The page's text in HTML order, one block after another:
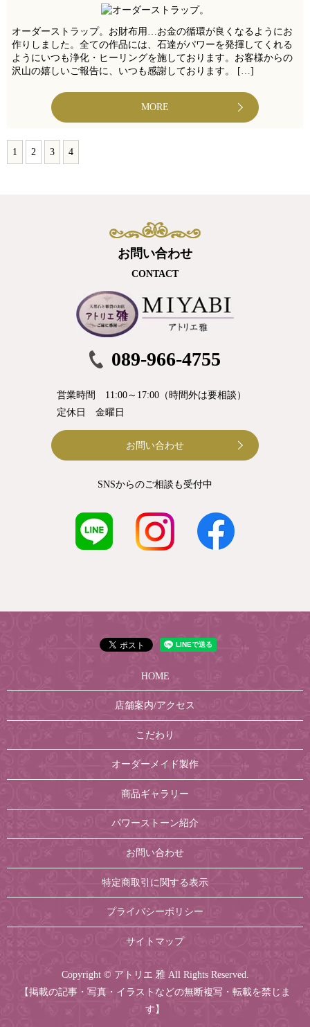
オーダーストラップ。お財布用…お金の循環が良くなるようにお
作りしました。全ての作品には、石達がパワーを発揮してくれる
ようにいつも浄化・ヒーリングを施しております。お客様からの
沢山の嬉しいご報告に、いつも感謝しております。 […]
MORE
1 2 3 4
お問い合わせ
CONTACT
089-966-4755
営業時間 11:00～17:00（時間外は要相談）
定休日 金曜日
お問い合わせ
SNSからのご相談も受付中
HOME
店舗案内/アクセス
こだわり
オーダーメイド製作
商品ギャラリー
パワーストーン紹介
お問い合わせ
特定商取引に関する表示
プライバシーポリシー
サイトマップ
Copyright © アトリエ 雅 All Rights Reserved.
【掲載の記事・写真・イラストなどの無断複写・転載を禁じま
す】